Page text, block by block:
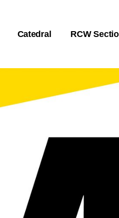
Catedral RCW